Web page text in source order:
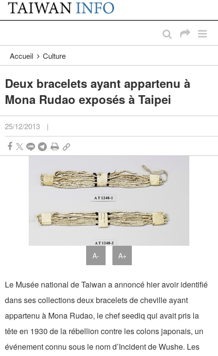
Passer au contenu principal
:::
Accueil Culture
Deux bracelets ayant appartenu à
Mona Rudao exposés à Taipei
25/12/2013 |
A- A+
Le Musée national de Taiwan a annoncé hier avoir identifié
dans ses collections deux bracelets de cheville ayant
appartenu à Mona Rudao, le chef seediq qui avait pris la
tête en 1930 de la rébellion contre les colons japonais, un
événement connu sous le nom d’Incident de Wushe. Les